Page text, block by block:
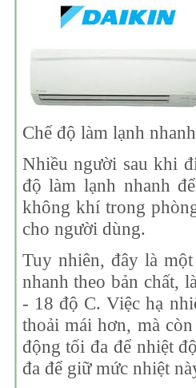
Chế độ làm lạnh
Nhiều người sau khi
độ làm lạnh nhanh
không khí trong
cho người dùng.
Tuy nhiên, đây là
nhanh theo bản chất,
- 18 độ C. Việc hạ
thoải mái hơn, mà
động tối đa để nhiệt
đa để giữ mức nhiệt